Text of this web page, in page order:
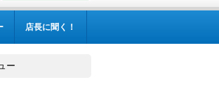
店長に聞く！
ー